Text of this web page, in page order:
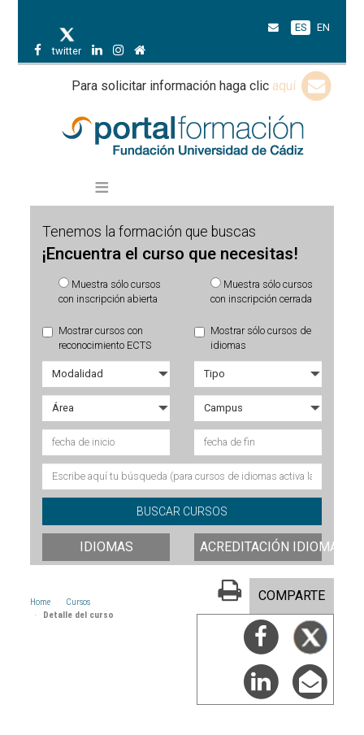
twitter
ES EN
Para solicitar información haga clic aquí
Tenemos la formación que buscas
¡Encuentra el curso que necesitas!
Muestra sólo cursos
con inscripción abierta
Muestra sólo cursos
con inscripción cerrada
Mostrar cursos con
reconocimiento ECTS
Mostrar sólo cursos de
idiomas
IDIOMAS ACREDITACIÓN IDIOMAS
Home
Cursos
Detalle del curso
COMPARTE